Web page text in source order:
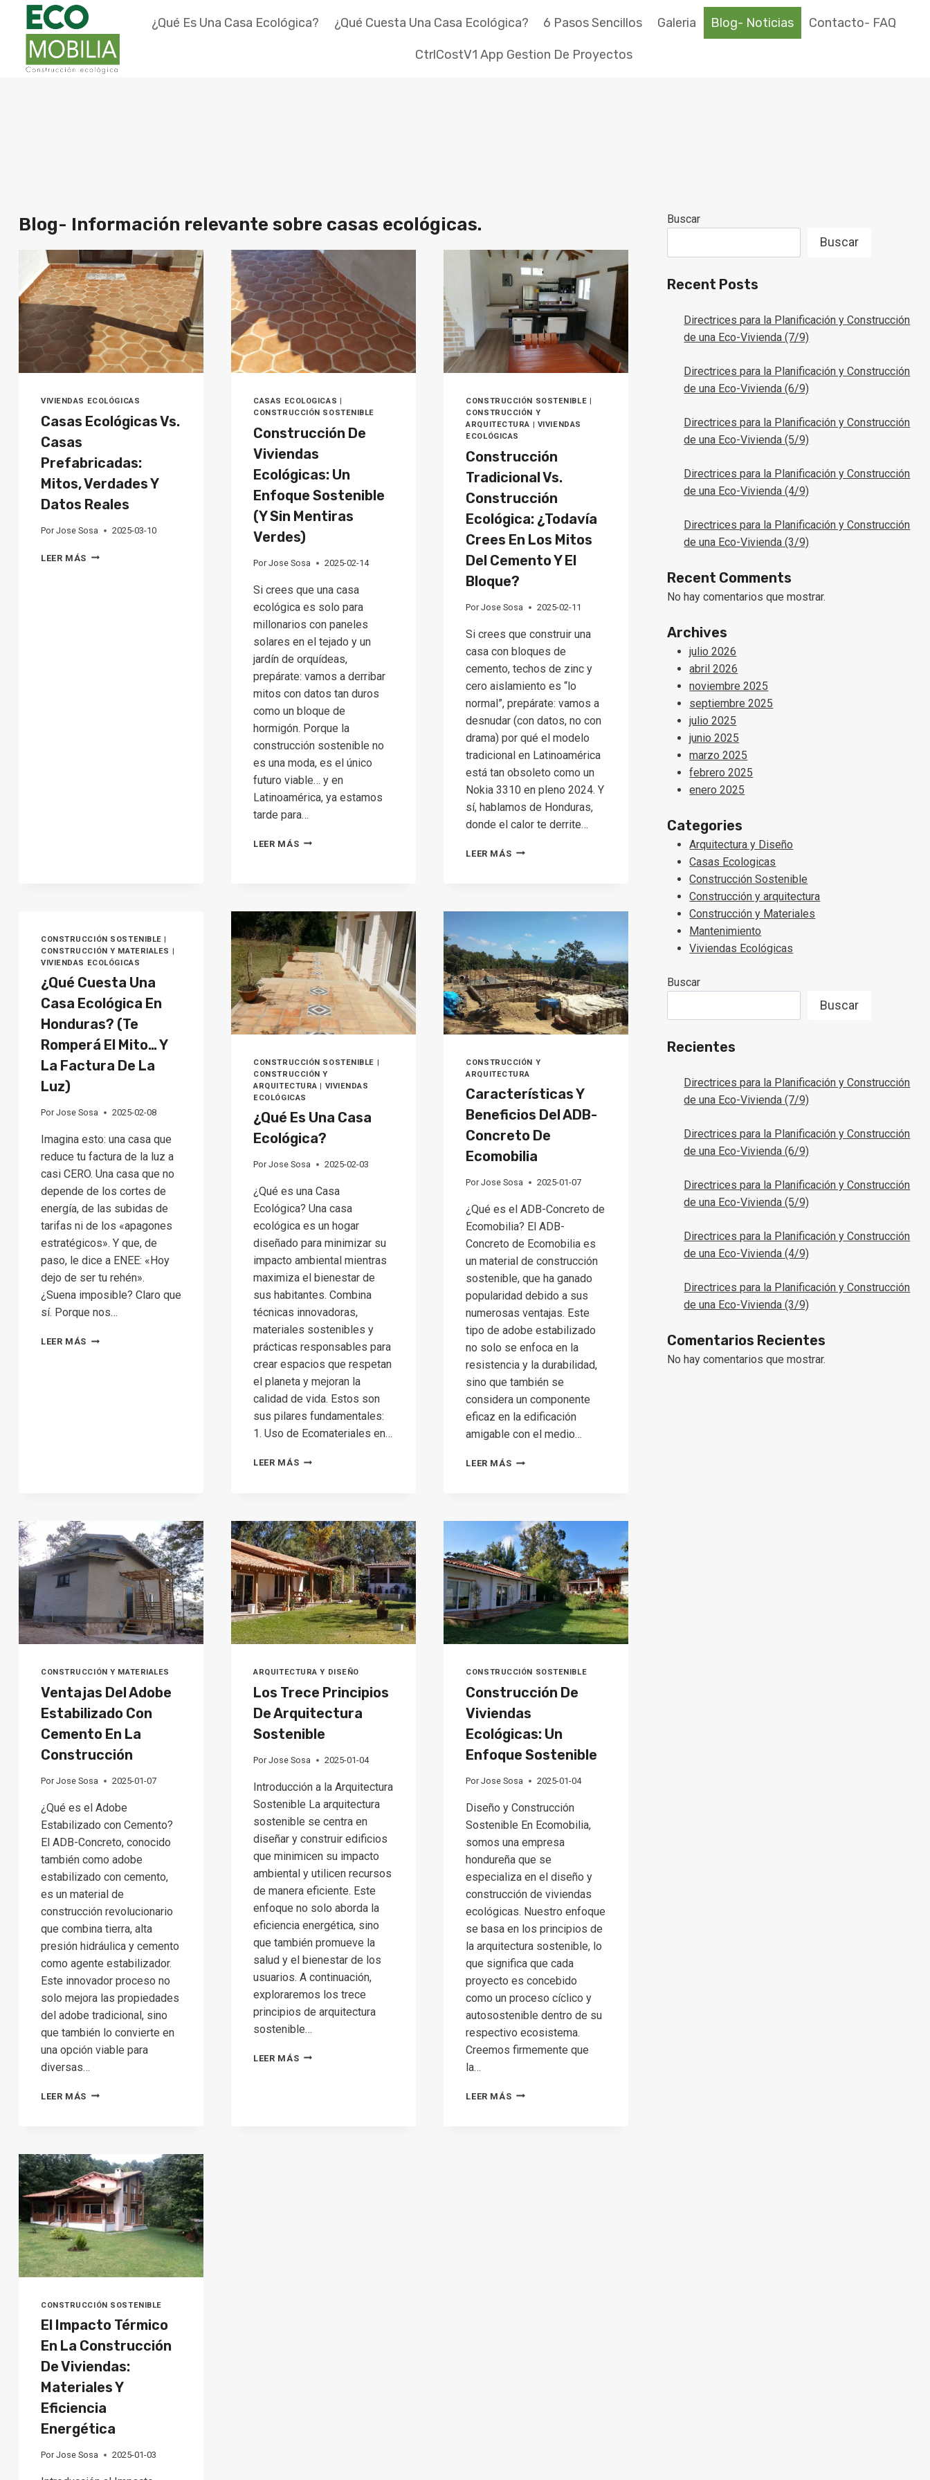
Saltar
contenido
¿Qué Es Una Casa Ecológica? ¿Qué Cuesta Una Casa Ecológica? 6 Pasos Sencillos Galeria Blog- Noticias Contacto- FAQ
CtrlCostV1 App Gestion De Proyectos
Blog- Información relevante sobre casas ecológicas.
VIVIENDAS ECOLÓGICAS
Casas Ecológicas Vs.
Casas
Prefabricadas:
Mitos, Verdades Y
Datos Reales
Por Jose Sosa 2025-03-10
LEER MÁS CASAS
CASAS ECOLOGICAS
CONSTRUCCIÓN SOSTENIBLE
Construcción De
Viviendas
Ecológicas: Un
Enfoque Sostenible
(Y Sin Mentiras
Verdes)
Por Jose Sosa 2025-02-14
Si crees que una casa
ecológica es solo para
millonarios con paneles
solares en el tejado y un
jardín de orquídeas,
prepárate: vamos a derribar
mitos con datos tan duros
como un bloque de
hormigón. Porque la
construcción sostenible no
es una moda, es el único
futuro viable… y en
Latinoamérica, ya estamos
tarde para…
LEER MÁSCONSTRUCCIÓN
ENFOQUE
SOSTENIBLE
(Y
SIN
MENTIRAS
VERDES)
CONSTRUCCIÓN SOSTENIBLE
CONSTRUCCIÓN Y
ARQUITECTURA
VIVIENDAS
ECOLÓGICAS
Construcción
Tradicional Vs.
Construcción
Ecológica: ¿Todavía
Crees En Los Mitos
Del Cemento Y El
Bloque?
Por Jose Sosa 2025-02-11
Si crees que construir una
casa con bloques de
cemento, techos de zinc y
cero aislamiento es “lo
normal”, prepárate: vamos a
desnudar (con datos, no con
drama) por qué el modelo
tradicional en Latinoamérica
está tan obsoleto como un
Nokia 3310 en pleno 2024. Y
sí, hablamos de Honduras,
donde el calor te derrite…
LEER MÁSCONSTRUCCIÓN
CREES
EN
LOS
MITOS
DEL
CEMENTO
Y
EL
CONSTRUCCIÓN SOSTENIBLE |
CONSTRUCCIÓN Y MATERIALES |
VIVIENDAS ECOLÓGICAS
¿Qué Cuesta Una
Casa Ecológica En
Honduras? (Te
Romperá El Mito… Y
La Factura De La
Luz)
Por Jose Sosa 2025-02-08
Imagina esto: una casa que
reduce tu factura de la luz a
casi CERO. Una casa que no
depende de los cortes de
energía, de las subidas de
tarifas ni de los «apagones
estratégicos». Y que, de
paso, le dice a ENEE: «Hoy
dejo de ser tu rehén».
¿Suena imposible? Claro que
sí. Porque nos…
LEER MÁS ¿QUÉ
DE
LA
LUZ)
CONSTRUCCIÓN SOSTENIBLE |
CONSTRUCCIÓN Y
ARQUITECTURA | VIVIENDAS
ECOLÓGICAS
¿Qué Es Una Casa
Ecológica?
Por Jose Sosa 2025-02-03
¿Qué es una Casa
Ecológica? Una casa
ecológica es un hogar
diseñado para minimizar su
impacto ambiental mientras
maximiza el bienestar de
sus habitantes. Combina
técnicas innovadoras,
materiales sostenibles y
prácticas responsables para
crear espacios que respetan
el planeta y mejoran la
calidad de vida. Estos son
sus pilares fundamentales:
1. Uso de Ecomateriales en…
LEER MÁS¿QUÉ
CONSTRUCCIÓN Y
ARQUITECTURA
Características Y
Beneficios Del ADB-
Concreto De
Ecomobilia
Por Jose Sosa 2025-01-07
¿Qué es el ADB-Concreto de
Ecomobilia? El ADB-
Concreto de Ecomobilia es
un material de construcción
sostenible, que ha ganado
popularidad debido a sus
numerosas ventajas. Este
tipo de adobe estabilizado
no solo se enfoca en la
resistencia y la durabilidad,
sino que también se
considera un componente
eficaz en la edificación
amigable con el medio…
LEER MÁSCARACTERÍSTICAS
CONCRETO
DE
ECOMOBILIA
CONSTRUCCIÓN Y MATERIALES
Ventajas Del Adobe
Estabilizado Con
Cemento En La
Construcción
Por Jose Sosa 2025-01-07
¿Qué es el Adobe
Estabilizado con Cemento?
El ADB-Concreto, conocido
también como adobe
estabilizado con cemento,
es un material de
construcción revolucionario
que combina tierra, alta
presión hidráulica y cemento
como agente estabilizador.
Este innovador proceso no
solo mejora las propiedades
del adobe tradicional, sino
que también lo convierte en
una opción viable para
diversas…
LEER MÁS VENTAJAS
CEMENTO
EN
LA
CONSTRUCCIÓN
ARQUITECTURA Y DISEÑO
Los Trece Principios
De Arquitectura
Sostenible
Por Jose Sosa 2025-01-04
Introducción a la Arquitectura
Sostenible La arquitectura
sostenible se centra en
diseñar y construir edificios
que minimicen su impacto
ambiental y utilicen recursos
de manera eficiente. Este
enfoque no solo aborda la
eficiencia energética, sino
que también promueve la
salud y el bienestar de los
usuarios. A continuación,
exploraremos los trece
principios de arquitectura
sostenible…
LEER MÁSLOS
CONSTRUCCIÓN SOSTENIBLE
Construcción De
Viviendas
Ecológicas: Un
Enfoque Sostenible
Por Jose Sosa 2025-01-04
Diseño y Construcción
Sostenible En Ecomobilia,
somos una empresa
hondureña que se
especializa en el diseño y
construcción de viviendas
ecológicas. Nuestro enfoque
se basa en los principios de
la arquitectura sostenible, lo
que significa que cada
proyecto es concebido
como un proceso cíclico y
autosostenible dentro de su
respectivo ecosistema.
Creemos firmemente que
la…
LEER MÁSCONSTRUCCIÓN
CONSTRUCCIÓN SOSTENIBLE
El Impacto Térmico
En La Construcción
De Viviendas:
Materiales Y
Eficiencia
Energética
Por Jose Sosa 2025-01-03
Buscar
Buscar
Recent Posts
Directrices para la Planificación y Construcción
de una Eco-Vivienda (7/9)
Directrices para la Planificación y Construcción
de una Eco-Vivienda (6/9)
Directrices para la Planificación y Construcción
de una Eco-Vivienda (5/9)
Directrices para la Planificación y Construcción
de una Eco-Vivienda (4/9)
Directrices para la Planificación y Construcción
de una Eco-Vivienda (3/9)
Recent Comments
No hay comentarios que mostrar.
Archives
julio 2026
abril 2026
noviembre 2025
septiembre 2025
julio 2025
junio 2025
marzo 2025
febrero 2025
enero 2025
Categories
Arquitectura y Diseño
Casas Ecologicas
Construcción Sostenible
Construcción y arquitectura
Construcción y Materiales
Mantenimiento
Viviendas Ecológicas
Buscar
Buscar
Recientes
Directrices para la Planificación y Construcción
de una Eco-Vivienda (7/9)
Directrices para la Planificación y Construcción
de una Eco-Vivienda (6/9)
Directrices para la Planificación y Construcción
de una Eco-Vivienda (5/9)
Directrices para la Planificación y Construcción
de una Eco-Vivienda (4/9)
Directrices para la Planificación y Construcción
de una Eco-Vivienda (3/9)
Comentarios Recientes
No hay comentarios que mostrar.